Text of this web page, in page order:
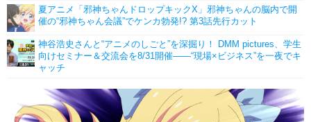
夏アニメ「邪神ちゃんドロップキックX」邪神ちゃんの脳内で開
催の“邪神ちゃん会議”でケンカ勃発!? 第3話先行カット
神谷浩史さんと“アニメのしごと”を深掘り！ DMM pictures、学生
向けセミナー＆交流会を8/31開催――“現場×ビジネス”を一夜でキ
ャッチ